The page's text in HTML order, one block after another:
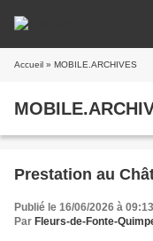
Accueil » MOBILE.ARCHIVES
Prestation au
Publié le 16/06/2026 à 09:13
Par Fleurs-de-Fonte-